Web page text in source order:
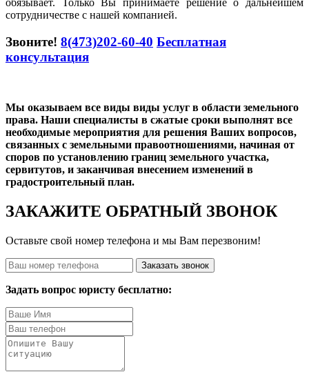
обязывает. Только Вы принимаете решение о дальнейшем
сотрудничестве с нашей компанией.
Звоните! 8(473)202-60-40 Бесплатная
консультация
Мы оказываем все виды виды услуг в области земельного
права. Наши специалисты в сжатые сроки выполнят все
необходимые мероприятия для решения Ваших вопросов,
связанных с земельными правоотношениями, начиная от
споров по установлению границ земельного участка,
сервитутов, и заканчивая внесением изменений в
градостроительный план.
ЗАКАЖИТЕ ОБРАТНЫЙ ЗВОНОК
Оставьте свой номер телефона и мы Вам перезвоним!
Заказать звонок
Задать вопрос юристу бесплатно: